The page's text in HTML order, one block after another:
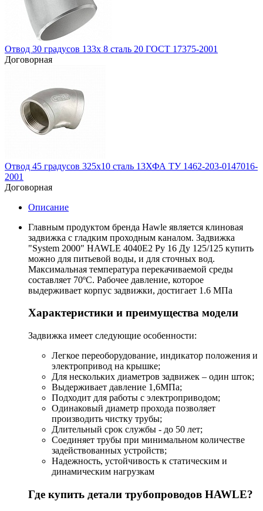
Отвод 30 градусов 133х 8 сталь 20 ГОСТ 17375-2001
Договорная
Отвод 45 градусов 325х10 сталь 13ХФА ТУ 1462-203-0147016-
2001
Договорная
Описание
Главным продуктом бренда Hawle является клиновая
задвижка с гладким проходным каналом. Задвижка
"System 2000" HAWLE 4040Е2 Ру 16 Ду 125/125 купить
можно для питьевой воды, и для сточных вод.
Максимальная температура перекачиваемой среды
составляет 70ºС. Рабочее давление, которое
выдерживает корпус задвижки, достигает 1.6 МПа
Характеристики и преимущества модели
Задвижка имеет следующие особенности:
Легкое переоборудование, индикатор положения и
электропривод на крышке;
Для нескольких диаметров задвижек – один шток;
Выдерживает давление 1,6МПа;
Подходит для работы с электроприводом;
Одинаковый диаметр прохода позволяет
производить чистку трубы;
Длительный срок службы - до 50 лет;
Соединяет трубы при минимальном количестве
задействованных устройств;
Надежность, устойчивость к статическим и
динамическим нагрузкам
Где купить детали трубопроводов HAWLE?